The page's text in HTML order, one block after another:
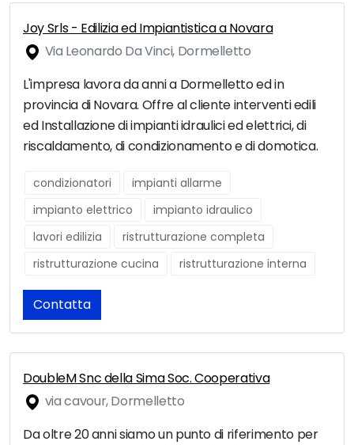
Joy Srls - Edilizia ed Impiantistica a Novara
Via Leonardo Da Vinci, Dormelletto
L'impresa lavora da anni a Dormelletto ed in
provincia di Novara. Offre al cliente interventi edili
ed Installazione di impianti idraulici ed elettrici, di
riscaldamento, di condizionamento e di domotica.
condizionatori
impianti allarme
impianto elettrico
impianto idraulico
lavori edilizia
ristrutturazione completa
ristrutturazione cucina
ristrutturazione interna
Contatta
DoubleM Snc della Sima Soc. Cooperativa
via cavour, Dormelletto
Da oltre 20 anni siamo un punto di riferimento per